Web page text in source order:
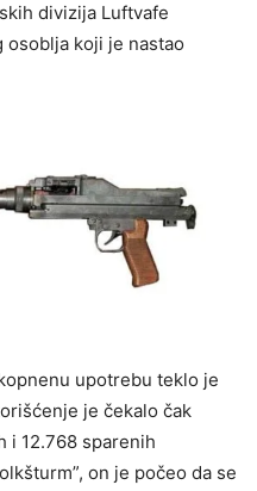
divizija Luftvafe
osoblja koji je nastao
upotrebu teklo je
je čekalo čak
i 12.768 sparenih
on je počeo da se